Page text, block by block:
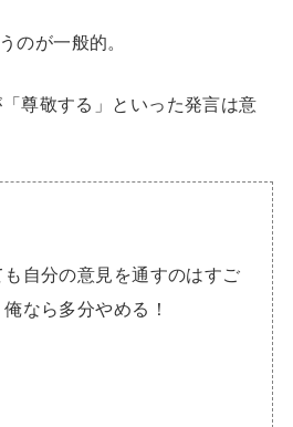
のが一般的。
尊敬する」といった発言は意
自分の意見を通すのはすご
なら多分やめる！